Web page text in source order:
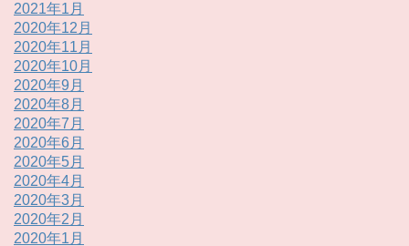
2021年1月
2020年12月
2020年11月
2020年10月
2020年9月
2020年8月
2020年7月
2020年6月
2020年5月
2020年4月
2020年3月
2020年2月
2020年1月